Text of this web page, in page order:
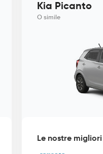
Kia Picanto
O simile
Le nostre